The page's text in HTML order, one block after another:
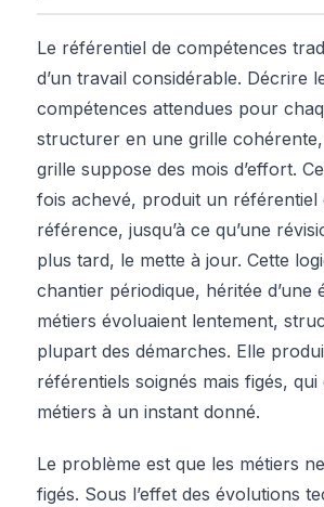
Le référentiel de compétences
d’un travail considérable. Décrire
compétences attendues pour
structurer en une grille
grille suppose des mois d’effort.
fois achevé, produit un référentiel
référence, jusqu’à ce qu’une
plus tard, le mette à jour. Cette
chantier périodique, héritée d’une
métiers évoluaient lentement,
plupart des démarches. Elle
référentiels soignés mais figés,
métiers à un instant donné.
Le problème est que les métiers
figés. Sous l’effet des évolutions